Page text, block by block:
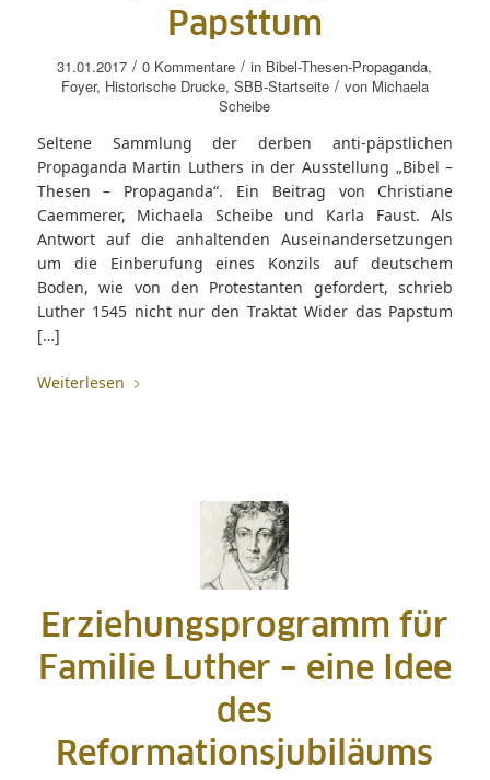
Papsttum
31.01.2017 / 0 Kommentare / in Bibel-Thesen-Propaganda,
Foyer, Historische Drucke, SBB-Startseite / von Michaela
Scheibe
Seltene Sammlung der derben anti-päpstlichen
Propaganda Martin Luthers in der Ausstellung „Bibel –
Thesen – Propaganda“. Ein Beitrag von Christiane
Caemmerer, Michaela Scheibe und Karla Faust. Als
Antwort auf die anhaltenden Auseinandersetzungen
um die Einberufung eines Konzils auf deutschem
Boden, wie von den Protestanten gefordert, schrieb
Luther 1545 nicht nur den Traktat Wider das Papstum
[…]
Weiterlesen
Erziehungsprogramm für
Familie Luther – eine Idee
des
Reformationsjubiläums